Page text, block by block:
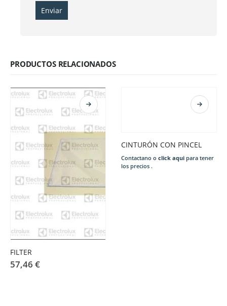
PRODUCTOS RELACIONADOS
FILTER
57,46 €
CINTURÓN CON PINCEL
Contactano o click aqui para tener
los precios .